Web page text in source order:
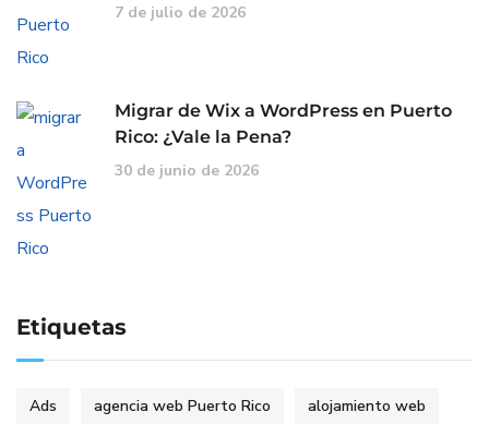
7 de julio de 2026
Migrar de Wix a WordPress en Puerto
Rico: ¿Vale la Pena?
30 de junio de 2026
Etiquetas
Ads agencia web Puerto Rico alojamiento web